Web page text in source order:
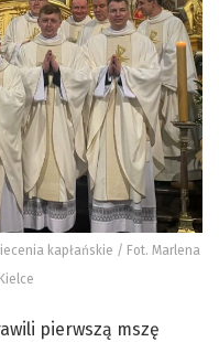
kapłańskie / Fot. Marlena
pierwszą mszę